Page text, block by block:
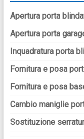
Apertura porta
Apertura porta
Inquadratura porta
Fornitura e posa
Fornitura e posa
Cambio maniglie
Sostituzione